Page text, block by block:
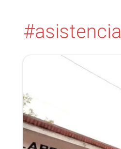
#asistencia